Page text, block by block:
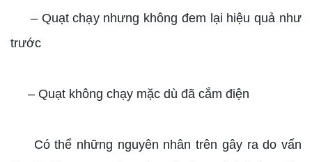
– Quạt chạy nhưng không đem lại hiệu quả như
trước
– Quạt không chạy mặc dù đã cắm điện
Có thể những nguyên nhân trên gây ra do vấn